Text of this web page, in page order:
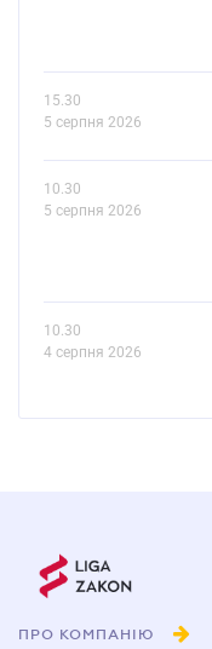
15.30
5 серпня 2026
10.30
5 серпня 2026
10.30
4 серпня 2026
ПРО КОМПАНІЮ